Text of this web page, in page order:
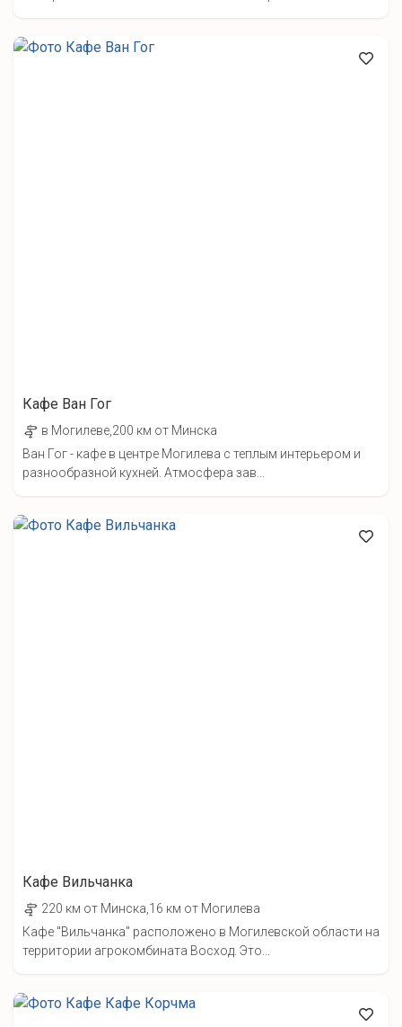
Кафе Ван Гог
в Могилеве,200 км от Минска
Ван Гог - кафе в центре Могилева с теплым интерьером и
разнообразной кухней. Атмосфера зав...
Кафе Вильчанка
220 км от Минска,16 км от Могилева
Кафе "Вильчанка" расположено в Могилевской области на
территории агрокомбината Восход. Это...